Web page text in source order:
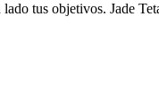
tus objetivos. Jade